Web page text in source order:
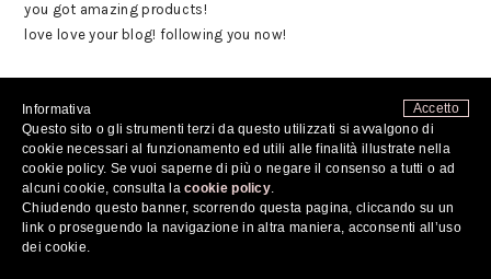
you got amazing products!
love love your blog! following you now!
BlogLovin'
xoXo
RISPONDI
Kelly
Accetto
Informativa
Questo sito o gli strumenti terzi da questo utilizzati si avvalgono di
cookie necessari al funzionamento ed utili alle finalità illustrate nella
cookie policy. Se vuoi saperne di più o negare il consenso a tutti o ad
alcuni cookie, consulta lacookie policy.
Chiudendo questo banner, scorrendo questa pagina, cliccando su un
link o proseguendo la navigazione in altra maniera, acconsenti all’uso
dei cookie.